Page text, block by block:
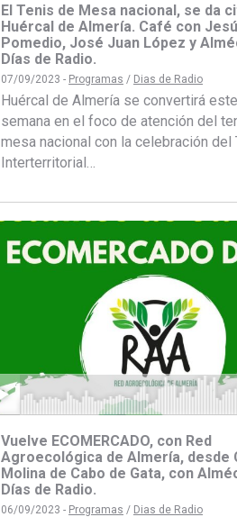
El Tenis de Mesa nacional, se da
Huércal de Almería. Café con
Pomedio, José Juan López y
Días de Radio.
07/09/2023 - Programas / Dias de Radio
Huércal de Almería se convertirá
semana en el foco de atención del
mesa nacional con la celebración del
Interterritorial…
Vuelve ECOMERCADO, con Red
Agroecológica de Almería, desde
Molina de Cabo de Gata, con
Días de Radio.
06/09/2023 - Programas / Dias de Radio